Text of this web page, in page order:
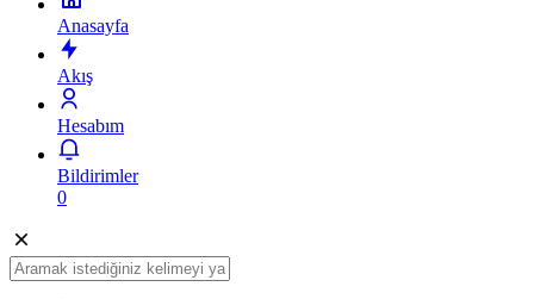
Anasayfa
Akış
Hesabım
Bildirimler
0